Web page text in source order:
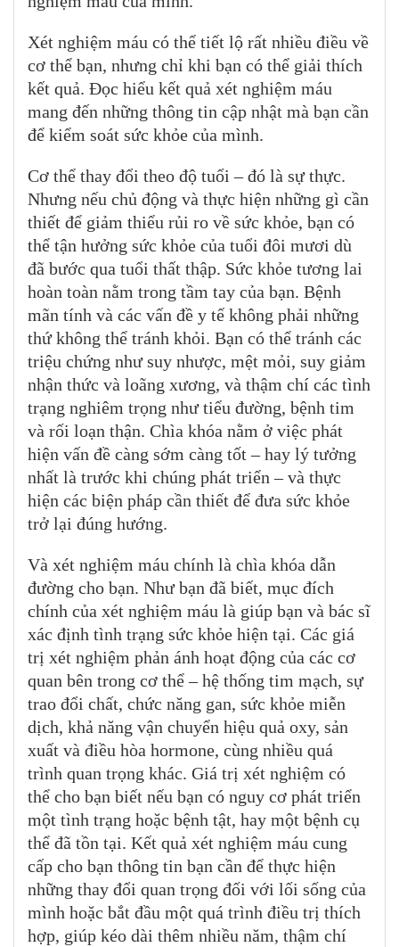
Xét nghiệm máu có thể tiết lộ rất nhiều điều về
cơ thể bạn, nhưng chỉ khi bạn có thể giải thích
kết quả. Đọc hiểu kết quả xét nghiệm máu
mang đến những thông tin cập nhật mà bạn cần
để kiểm soát sức khỏe của mình.
Cơ thể thay đổi theo độ tuổi – đó là sự thực.
Nhưng nếu chủ động và thực hiện những gì cần
thiết để giảm thiểu rủi ro về sức khỏe, bạn có
thể tận hưởng sức khỏe của tuổi đôi mươi dù
đã bước qua tuổi thất thập. Sức khỏe tương lai
hoàn toàn nằm trong tầm tay của bạn. Bệnh
mãn tính và các vấn đề y tế không phải những
thứ không thể tránh khỏi. Bạn có thể tránh các
triệu chứng như suy nhược, mệt mỏi, suy giảm
nhận thức và loãng xương, và thậm chí các tình
trạng nghiêm trọng như tiểu đường, bệnh tim
và rối loạn thận. Chìa khóa nằm ở việc phát
hiện vấn đề càng sớm càng tốt – hay lý tưởng
nhất là trước khi chúng phát triển – và thực
hiện các biện pháp cần thiết để đưa sức khỏe
trở lại đúng hướng.
Và xét nghiệm máu chính là chìa khóa dẫn
đường cho bạn. Như bạn đã biết, mục đích
chính của xét nghiệm máu là giúp bạn và bác sĩ
xác định tình trạng sức khỏe hiện tại. Các giá
trị xét nghiệm phản ánh hoạt động của các cơ
quan bên trong cơ thể – hệ thống tim mạch, sự
trao đổi chất, chức năng gan, sức khỏe miễn
dịch, khả năng vận chuyển hiệu quả oxy, sản
xuất và điều hòa hormone, cùng nhiều quá
trình quan trọng khác. Giá trị xét nghiệm có
thể cho bạn biết nếu bạn có nguy cơ phát triển
một tình trạng hoặc bệnh tật, hay một bệnh cụ
thể đã tồn tại. Kết quả xét nghiệm máu cung
cấp cho bạn thông tin bạn cần để thực hiện
những thay đổi quan trọng đối với lối sống của
mình hoặc bắt đầu một quá trình điều trị thích
hợp, giúp kéo dài thêm nhiều năm, thậm chí